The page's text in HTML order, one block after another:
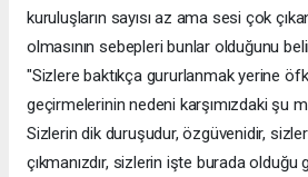
kuruluşların sayısı az ama sesi çok
olmasının sebepleri bunlar olduğunu
"Sizlere baktıkça gururlanmak yerine
geçirmelerinin nedeni karşımızdaki şu
Sizlerin dik duruşudur, özgüvenidir,
çıkmanızdır, sizlerin işte burada